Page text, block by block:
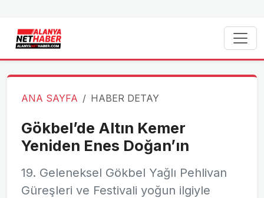
ANA SAYFA HABER DETAY
Gökbel’de Altın Kemer
Yeniden Enes Doğan’ın
19. Geleneksel Gökbel Yağlı Pehlivan
Güreşleri ve Festivali yoğun ilgiyle